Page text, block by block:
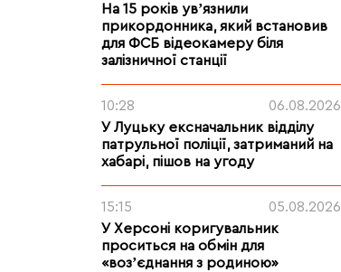
На 15 років увʼязнили
прикордонника, який встановив
для ФСБ відеокамеру біля
залізничної станції
10:28
06.08.2026
У Луцьку ексначальник відділу
патрульної поліції, затриманий на
хабарі, пішов на угоду
15:15
05.08.2026
У Херсоні коригувальник
проситься на обмін для
«возʼєднання з родиною»